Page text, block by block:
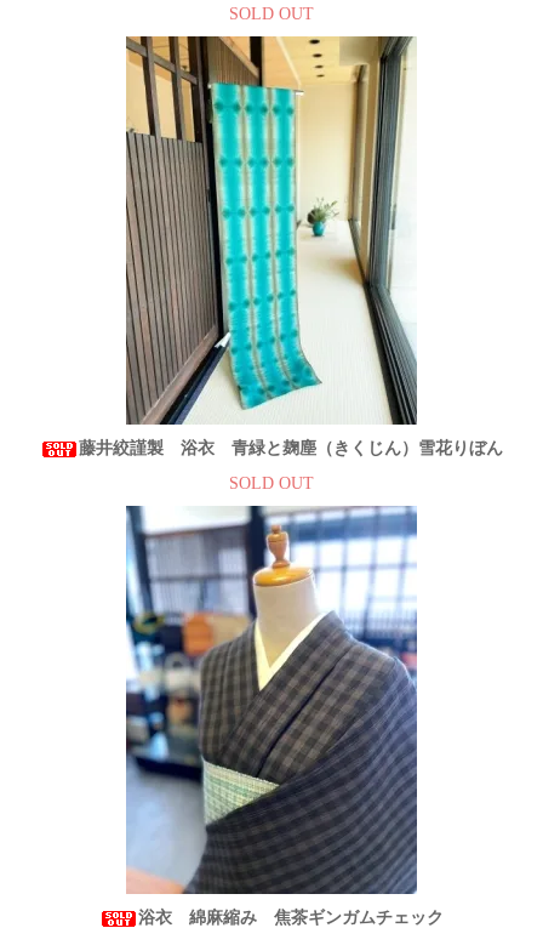
SOLD OUT
藤井絞謹製 浴衣 青緑と麹塵（きくじん）雪花りぼん
SOLD OUT
浴衣 綿麻縮み 焦茶ギンガムチェック